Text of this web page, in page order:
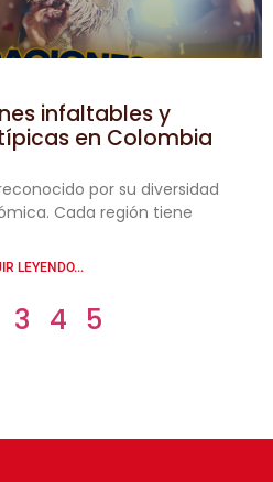
infaltables y
en Colombia
por su diversidad
Cada región tiene
LEYENDO...
3 4 5